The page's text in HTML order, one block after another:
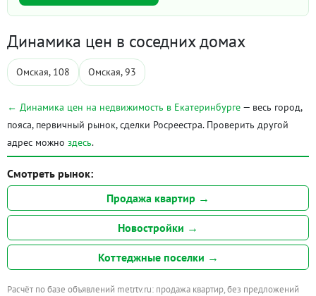
Динамика цен в соседних домах
Омская, 108 Омская, 93
← Динамика цен на недвижимость в Екатеринбурге — весь город,
пояса, первичный рынок, сделки Росреестра. Проверить другой
адрес можно здесь.
Смотреть рынок:
Продажа квартир →
Новостройки →
Коттеджные поселки →
Расчёт по базе объявлений metrtv.ru: продажа квартир, без предложений